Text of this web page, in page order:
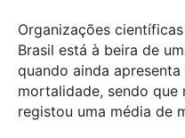
Organizações
Brasil está à beira de
quando ainda
mortalidade, sendo que
registou uma média de